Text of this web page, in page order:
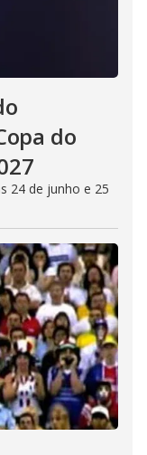
do
24 de junho e 25